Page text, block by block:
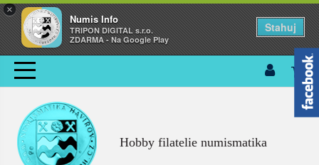
×
Numis Info
TRIPON DIGITAL s.r.o.
ZDARMA - Na Google Play
Stahuj
Hobby filatelie numismatika